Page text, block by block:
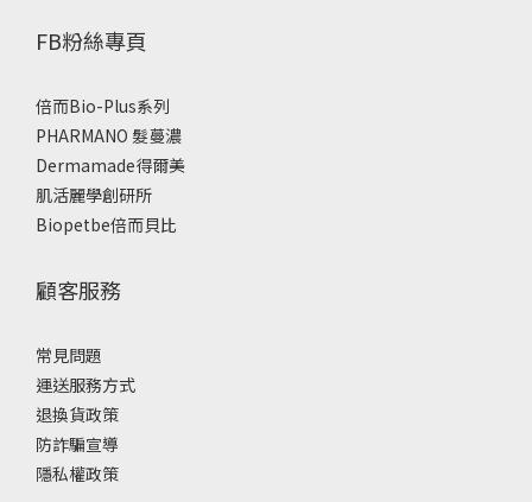
FB粉絲專頁
倍而Bio-Plus系列
PHARMANO 髮蔓濃
Dermamade得爾美
肌活麗學創研所
Biopetbe倍而貝比
顧客服務
常見問題
運送服務方式
退換貨政策
防詐騙宣導
隱私權政策